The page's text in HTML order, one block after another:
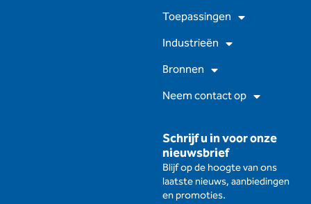
Schrijf u in voor onze
nieuwsbrief
Blijf op de hoogte van ons
laatste nieuws, aanbiedingen
en promoties.
Toepassingen
Industrieën
Bronnen
Neem contact op